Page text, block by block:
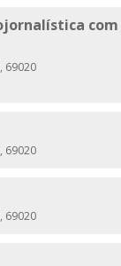
com
69020
69020
69020